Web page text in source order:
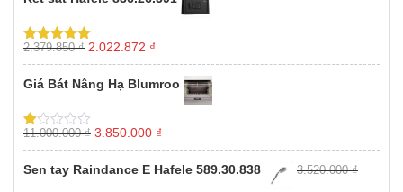
Được xếp
hạng5.005
sao
2.379.850₫ Giá
gốc
2.379.850 ₫.
2.022.872 ₫
hiện
Giá Bát Nâng Hạ Blumroo
Được
xếp
1.00
11.000.000₫ Giá
gốc
là:
3.850.000 ₫
hiện
tại
Sen tay Raindance E Hafele 589.30.838 3.520.000₫